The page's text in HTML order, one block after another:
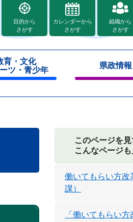
目的から
さがす
カレンダーから
さがす
組織から
さがす
育・文化
ツ・青少年
県政情報
じ
このページを
こんなページ
働いてもらい方改
課）
「働いてもらい